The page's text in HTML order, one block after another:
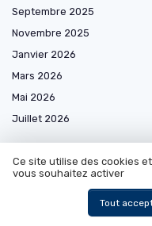
Septembre 2025
Novembre 2025
Janvier 2026
Mars 2026
Mai 2026
Juillet 2026
Marketplace de
Ce site utilise des cookies
vous souhaitez activer
Tout